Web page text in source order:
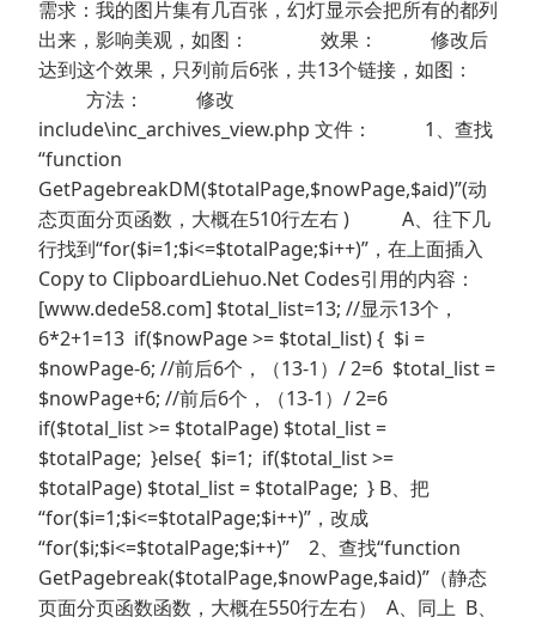
需求：我的图片集有几百张，幻灯显示会把所有的都列
出来，影响美观，如图： 效果： 修改后
达到这个效果，只列前后6张，共13个链接，如图：
方法： 修改
include\inc_archives_view.php 文件： 1、查找
“function
GetPagebreakDM($totalPage,$nowPage,$aid)”(动
态页面分页函数，大概在510行左右 ) A、往下几
行找到“for($i=1;$i<=$totalPage;$i++)”，在上面插入
Copy to ClipboardLiehuo.Net Codes引用的内容：
[www.dede58.com] $total_list=13; //显示13个，
6*2+1=13 if($nowPage >= $total_list) { $i =
$nowPage-6; //前后6个，（13-1）/ 2=6 $total_list =
$nowPage+6; //前后6个，（13-1）/ 2=6
if($total_list >= $totalPage) $total_list =
$totalPage; }else{ $i=1; if($total_list >=
$totalPage) $total_list = $totalPage; } B、把
“for($i=1;$i<=$totalPage;$i++)”，改成
“for($i;$i<=$totalPage;$i++)” 2、查找“function
GetPagebreak($totalPage,$nowPage,$aid)”（静态
页面分页函数函数，大概在550行左右） A、同上 B、